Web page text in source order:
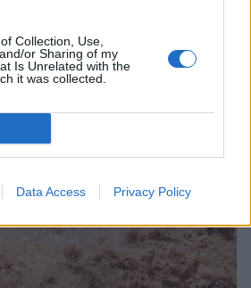
Collection, Use,
or Sharing of my
Is Unrelated with the
it was collected.
Data Access Privacy Policy
Μυστρά 2026: Κατεπείγουσα
Επιτροπής